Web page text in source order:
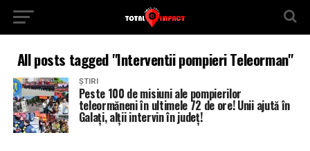
All posts tagged "Interventii pompieri Teleorman"
ȘTIRI
Peste 100 de misiuni ale pompierilor
teleormăneni în ultimele 72 de ore! Unii ajută în
Galați, alții intervin în județ!